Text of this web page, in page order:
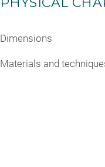
Dimensions
Materials and